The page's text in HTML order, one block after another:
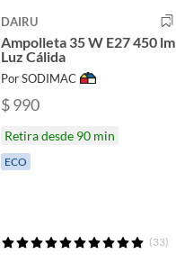
DAIRU
Ampolleta 35 W E27 450 lm
Luz Cálida
Por SODIMAC
$ 990
Retira desde 90 min
ECO
(33)